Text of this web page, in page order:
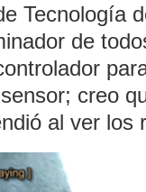
Tecnología
de
creo
al ver los